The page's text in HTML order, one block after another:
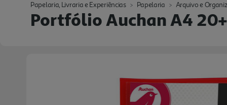
Papelaria, Livraria e Experiências Papelaria Arquivo e
Portfólio Auchan A4